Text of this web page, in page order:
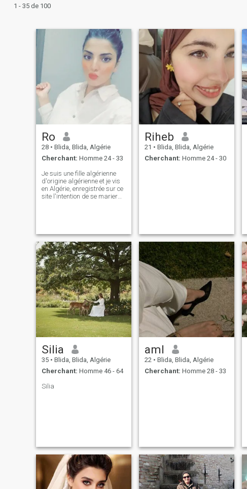
1 - 35 de 100
Ro
28 • Blida, Blida, Algérie
Cherchant: Homme 24 - 33
Je suis une fille algérienne
d'origine algérienne et je vis
en Algérie, enregistrée sur ce
site l'intention de se marier
comme je n'oublie pas ma
religion j'aime vivre et
voyager de Le genre de
personne qui aime découvrir
des aventures je suis 26 ans
musulman, original voilé
mais cela ne gêne pas ma
vie ainsi le contraire que je
voudrais J'ai lancé un mari
avec qui j'ai été éduqué
religieusement pour son
intention de se marier, je
n'aime pas les nombreux
mots que j'ai sur le site
Maissablida09 de la plus
importante de ma vie, je vous
laisse sous le soin de Dieu
Riheb
21 • Blida, Blida, Algérie
Cherchant: Homme 24 - 30
Silia
35 • Blida, Blida, Algérie
Cherchant: Homme 46 - 64
Silia
aml
22 • Blida, Blida, Algérie
Cherchant: Homme 28 - 33